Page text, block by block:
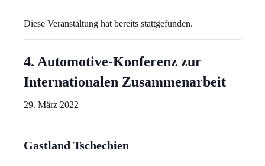
Diese Veranstaltung hat bereits stattgefunden.
4. Automotive-Konferenz zur
Internationalen Zusammenarbeit
29. März 2022
Gastland Tschechien